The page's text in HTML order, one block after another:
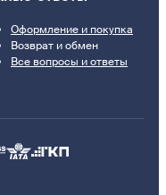
Оформление и покупка
Возврат и обмен
Все вопросы и ответы